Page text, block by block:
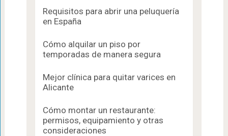
Requisitos para abrir una peluquería
en España
Cómo alquilar un piso por
temporadas de manera segura
Mejor clínica para quitar varices en
Alicante
Cómo montar un restaurante:
permisos, equipamiento y otras
consideraciones